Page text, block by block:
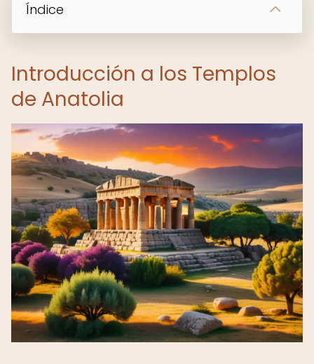
Índice
Introducción a los Templos
de Anatolia